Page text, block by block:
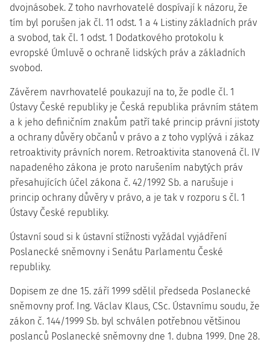
dvojnásobek. Z toho navrhovatelé dospívají k názoru, že
tím byl porušen jak čl. 11 odst. 1 a 4 Listiny základních práv
a svobod, tak čl. 1 odst. 1 Dodatkového protokolu k
evropské Úmluvě o ochraně lidských práv a základních
svobod.
Závěrem navrhovatelé poukazují na to, že podle čl. 1
Ústavy České republiky je Česká republika právním státem
a k jeho definičním znakům patří také princip právní jistoty
a ochrany důvěry občanů v právo a z toho vyplývá i zákaz
retroaktivity právních norem. Retroaktivita stanovená čl. IV
napadeného zákona je proto narušením nabytých práv
přesahujících účel zákona č. 42/1992 Sb. a narušuje i
princip ochrany důvěry v právo, a je tak v rozporu s čl. 1
Ústavy České republiky.
Ústavní soud si k ústavní stížnosti vyžádal vyjádření
Poslanecké sněmovny i Senátu Parlamentu České
republiky.
Dopisem ze dne 15. září 1999 sdělil předseda Poslanecké
sněmovny prof. Ing. Václav Klaus, CSc. Ústavnímu soudu, že
zákon č. 144/1999 Sb. byl schválen potřebnou většinou
poslanců Poslanecké sněmovny dne 1. dubna 1999. Dne 28.